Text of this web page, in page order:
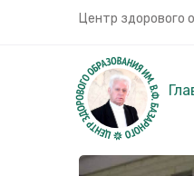
Центр здорового